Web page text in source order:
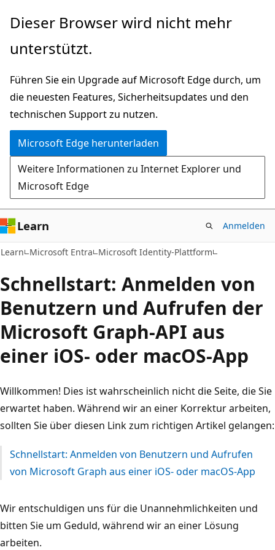
Zu
wechseln
Dieser Browser wird nicht mehr
unterstützt.
Führen Sie ein Upgrade auf Microsoft Edge durch, um
die neuesten Features, Sicherheitsupdates und den
technischen Support zu nutzen.
Microsoft Edge herunterladen
Weitere Informationen zu Internet Explorer und
Microsoft Edge
Learn Anmelden
Learn Microsoft Entra Microsoft Identity-Plattform
Schnellstart: Anmelden von
Benutzern und Aufrufen der
Microsoft Graph-API aus
einer iOS- oder macOS-App
Willkommen! Dies ist wahrscheinlich nicht die Seite, die Sie
erwartet haben. Während wir an einer Korrektur arbeiten,
sollten Sie über diesen Link zum richtigen Artikel gelangen:
Schnellstart: Anmelden von Benutzern und Aufrufen
von Microsoft Graph aus einer iOS- oder macOS-App
Wir entschuldigen uns für die Unannehmlichkeiten und
bitten Sie um Geduld, während wir an einer Lösung
arbeiten.